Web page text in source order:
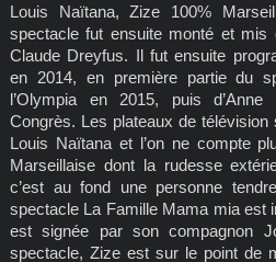
Louis Naïtana, Zize 100%
spectacle fut ensuite monté et
Claude Dreyfus. Il fut ensuite
en 2014, en première partie du
l’Olympia en 2015, puis
Congrès. Les plateaux de télévision
Louis Naïtana et l’on ne compte
Marseillaise dont la rudesse
c’est au fond une personne
spectacle La Famille Mama mia est
est signée par son compagnon
spectacle, Zize est sur le point de